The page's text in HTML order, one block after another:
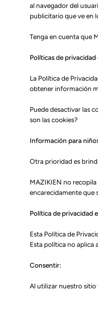
al navegador del
publicitario que ve en
Tenga en cuenta que
Políticas de privacidad
La Política de
obtener información
Puede desactivar las
son las cookies?
Información para
Otra prioridad es
MAZIKIEN no
encarecidamente que
Política de privacidad
Esta Política de
Esta política no aplica
Consentir:
Al utilizar nuestro sitio